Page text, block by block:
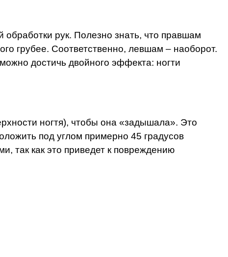
рук. Полезно знать, что правшам
грубее. Соответственно, левшам – наоборот.
достичь двойного эффекта: ногти
ногтя), чтобы она «задышала». Это
под углом примерно 45 градусов
так как это приведет к повреждению